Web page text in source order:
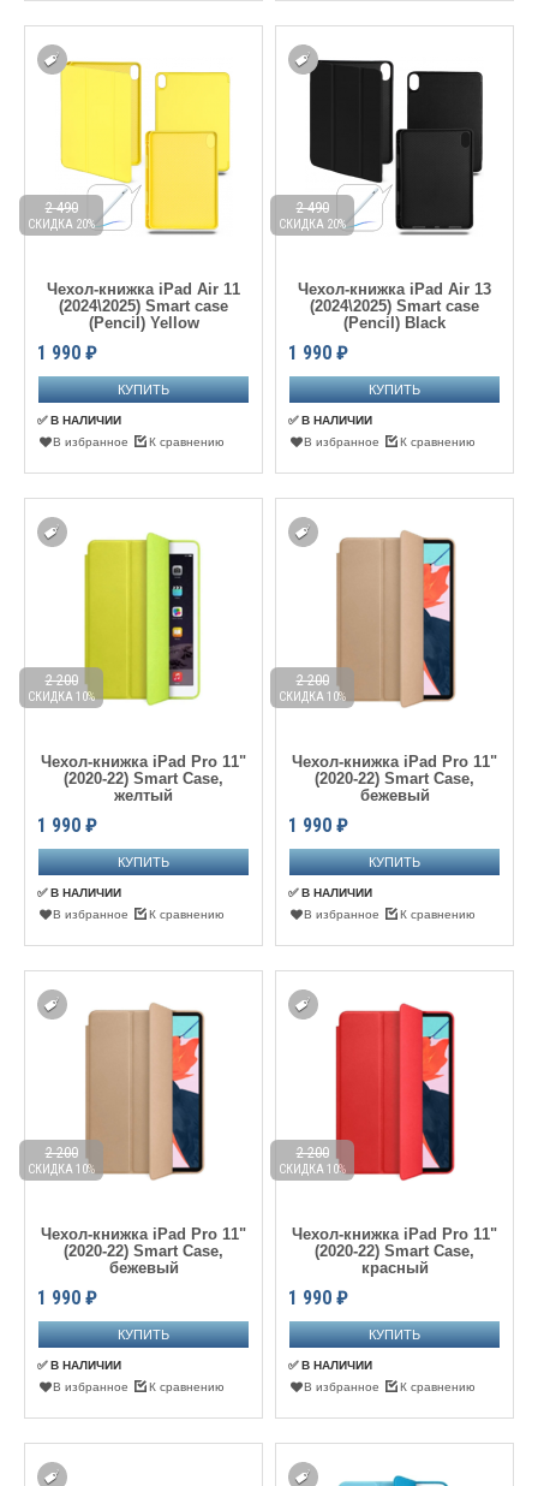
Чехол-книжка iPad Air 11
(2024\2025) Smart case
(Pencil) Yellow
1 990 ₽
2 490
СКИДКА 20%
✅ В НАЛИЧИИ
В избранное
К сравнению
Чехол-книжка iPad Air 13
(2024\2025) Smart case
(Pencil) Black
1 990 ₽
2 490
СКИДКА 20%
✅ В НАЛИЧИИ
В избранное
К сравнению
Чехол-книжка iPad Pro 11"
(2020-22) Smart Case,
желтый
1 990 ₽
2 200
СКИДКА 10%
✅ В НАЛИЧИИ
В избранное
К сравнению
Чехол-книжка iPad Pro 11"
(2020-22) Smart Case,
бежевый
1 990 ₽
2 200
СКИДКА 10%
✅ В НАЛИЧИИ
В избранное
К сравнению
Чехол-книжка iPad Pro 11"
(2020-22) Smart Case,
бежевый
1 990 ₽
2 200
СКИДКА 10%
✅ В НАЛИЧИИ
В избранное
К сравнению
Чехол-книжка iPad Pro 11"
(2020-22) Smart Case,
красный
1 990 ₽
2 200
СКИДКА 10%
✅ В НАЛИЧИИ
В избранное
К сравнению